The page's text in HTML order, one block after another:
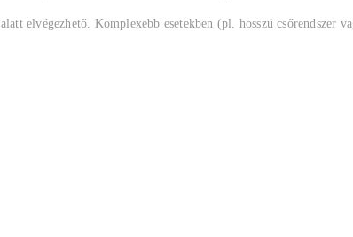
alatt elvégezhető. Komplexebb esetekben (pl. hosszú csőrendszer